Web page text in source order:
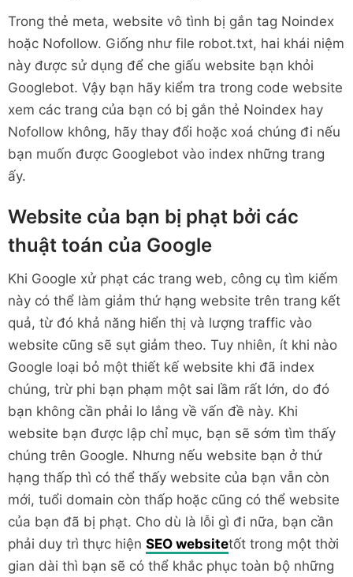
Trong thẻ meta, website vô tình bị gắn tag Noindex
hoặc Nofollow. Giống như file robot.txt, hai khái niệm
này được sử dụng để che giấu website bạn khỏi
Googlebot. Vậy bạn hãy kiểm tra trong code website
xem các trang của bạn có bị gắn thẻ Noindex hay
Nofollow không, hãy thay đổi hoặc xoá chúng đi nếu
bạn muốn được Googlebot vào index những trang
ấy.
Website của bạn bị phạt bởi các
thuật toán của Google
Khi Google xử phạt các trang web, công cụ tìm kiếm
này có thể làm giảm thứ hạng website trên trang kết
quả, từ đó khả năng hiển thị và lượng traffic vào
website cũng sẽ sụt giảm theo. Tuy nhiên, ít khi nào
Google loại bỏ một thiết kế website khi đã index
chúng, trừ phi bạn phạm một sai lầm rất lớn, do đó
bạn không cần phải lo lắng về vấn đề này. Khi
website bạn được lập chỉ mục, bạn sẽ sớm tìm thấy
chúng trên Google. Nhưng nếu website bạn ở thứ
hạng thấp thì có thể thấy website của bạn vẫn còn
mới, tuổi domain còn thấp hoặc cũng có thể website
của bạn đã bị phạt. Cho dù là lỗi gì đi nữa, bạn cần
phải duy trì thực hiện SEO websitetốt trong một thời
gian dài thì bạn sẽ có thể khắc phục toàn bộ những